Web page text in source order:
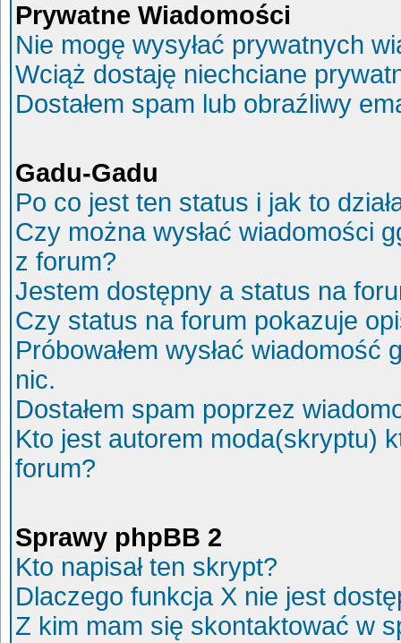
Prywatne Wiadomości
Nie mogę wysyłać prywatnych
Wciąż dostaję niechciane
Dostałem spam lub obraźliwy
Gadu-Gadu
Po co jest ten status i jak to
Czy można wysłać wiadomości
z forum?
Jestem dostępny a status na
Czy status na forum pokazuje
Próbowałem wysłać
nic.
Dostałem spam poprzez
Kto jest autorem moda(skryptu)
forum?
Sprawy phpBB 2
Kto napisał ten skrypt?
Dlaczego funkcja X nie jest
Z kim mam się skontaktować w